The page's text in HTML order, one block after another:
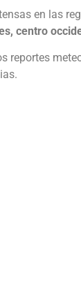
en las
centro
reportes